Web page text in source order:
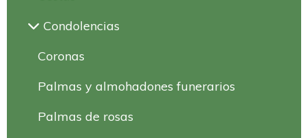
Condolencias
Coronas
Palmas y almohadones funerarios
Palmas de rosas